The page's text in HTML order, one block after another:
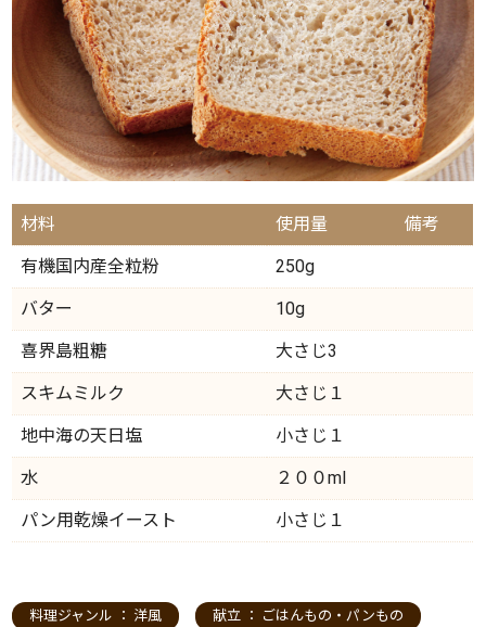
材料 使用量 備考
有機国内産全粒粉 250g
バター 10g
喜界島粗糖 大さじ3
スキムミルク 大さじ１
地中海の天日塩 小さじ１
水 ２００ml
パン用乾燥イースト 小さじ１
料理ジャンル ： 洋風 献立 ： ごはんもの・パンもの